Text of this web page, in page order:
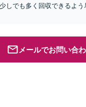
しでも多く回収できるよ
メールでお問い合